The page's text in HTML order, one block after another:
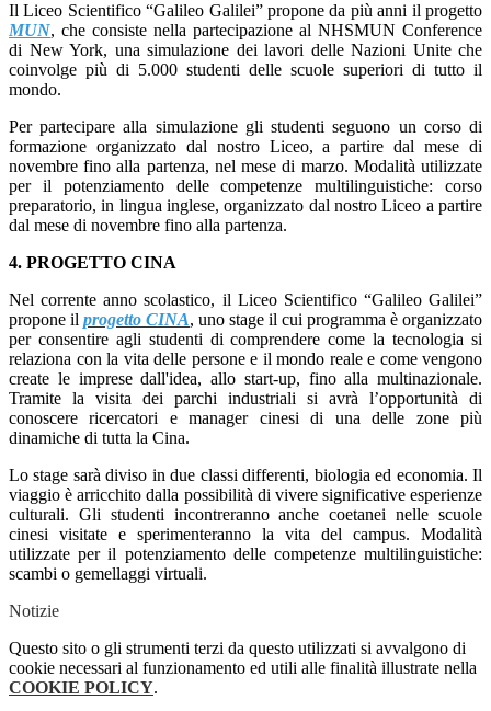
Il Liceo Scientifico “Galileo Galilei” propone da più anni il progetto
MUN, che consiste nella partecipazione al NHSMUN Conference
di New York, una simulazione dei lavori delle Nazioni Unite che
coinvolge più di 5.000 studenti delle scuole superiori di tutto il
mondo.
Per partecipare alla simulazione gli studenti seguono un corso di
formazione organizzato dal nostro Liceo, a partire dal mese di
novembre fino alla partenza, nel mese di marzo. Modalità utilizzate
per il potenziamento delle competenze multilinguistiche: corso
preparatorio, in lingua inglese, organizzato dal nostro Liceo a partire
dal mese di novembre fino alla partenza.
4. PROGETTO CINA
Nel corrente anno scolastico, il Liceo Scientifico “Galileo Galilei”
propone il progetto CINA, uno stage il cui programma è organizzato
per consentire agli studenti di comprendere come la tecnologia si
relaziona con la vita delle persone e il mondo reale e come vengono
create le imprese dall'idea, allo start-up, fino alla multinazionale.
Tramite la visita dei parchi industriali si avrà l’opportunità di
conoscere ricercatori e manager cinesi di una delle zone più
dinamiche di tutta la Cina.
Lo stage sarà diviso in due classi differenti, biologia ed economia. Il
viaggio è arricchito dalla possibilità di vivere significative esperienze
culturali. Gli studenti incontreranno anche coetanei nelle scuole
cinesi visitate e sperimenteranno la vita del campus. Modalità
utilizzate per il potenziamento delle competenze multilinguistiche:
scambi o gemellaggi virtuali.
Notizie
Questo sito o gli strumenti terzi da questo utilizzati si avvalgono di
cookie necessari al funzionamento ed utili alle finalità illustrate nella
COOKIE POLICY.